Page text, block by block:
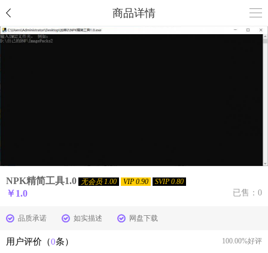
商品详情
NPK精简工具1.0 无会员 1.00 VIP 0.90 SVIP 0.80
￥ 1.0 已售：0
品质承诺 如实描述 网盘下载
用户评价（0条） 100.00%好评